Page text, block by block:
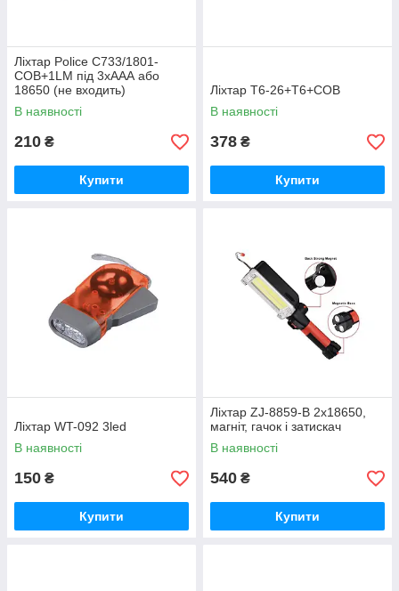
Ліхтар Police C733/1801-
COB+1LM під 3xААА або
18650 (не входить)
В наявності
210 ₴
Купити
Ліхтар T6-26+T6+COB
В наявності
378 ₴
Купити
Ліхтар WT-092 3led
В наявності
150 ₴
Купити
Ліхтар ZJ-8859-В 2х18650,
магніт, гачок і затискач
В наявності
540 ₴
Купити